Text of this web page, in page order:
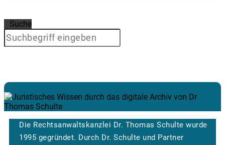
Suche
Die Rechtsanwaltskanzlei Dr. Thomas Schulte wurde
1995 gegründet. Durch Dr. Schulte und Partner